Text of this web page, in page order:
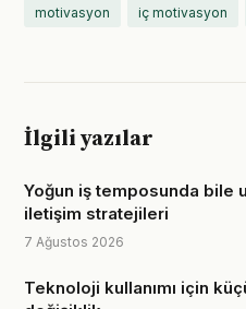
motivasyon iç motivasyon
İlgili yazılar
Yoğun iş temposunda bile
iletişim stratejileri
7 Ağustos 2026
Teknoloji kullanımı için